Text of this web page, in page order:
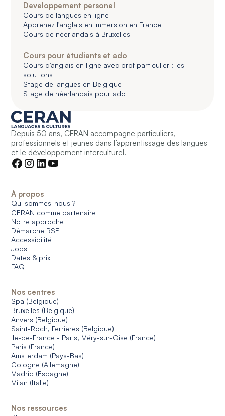
Developpement personel
Cours de langues en ligne
Apprenez l'anglais en immersion en France
Cours de néerlandais à Bruxelles
Cours pour étudiants et ado
Cours d'anglais en ligne avec prof particulier : les
solutions
Stage de langues en Belgique
Stage de néerlandais pour ado
Depuis 50 ans, CERAN accompagne particuliers,
professionnels et jeunes dans l’apprentissage des langues
et le développement interculturel.
À propos
Qui sommes-nous ?
CERAN comme partenaire
Notre approche
Démarche RSE
Accessibilité
Jobs
Dates & prix
FAQ
Nos centres
Spa (Belgique)
Bruxelles (Belgique)
Anvers (Belgique)
Saint-Roch, Ferrières (Belgique)
Ile-de-France - Paris, Méry-sur-Oise (France)
Paris (France)
Amsterdam (Pays-Bas)
Cologne (Allemagne)
Madrid (Espagne)
Milan (Italie)
Nos ressources